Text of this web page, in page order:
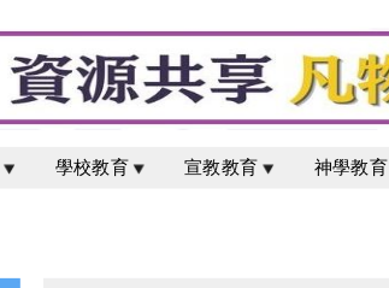
學校教育 宣教教育 神學教育